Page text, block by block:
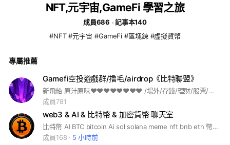
NFT,元宇宙,GameFi 學習之旅
成員686
記事本140
#NFT #元宇宙 #GameFi #區塊鍊 #虛擬貨幣
專屬推薦
Gamefi空投遊戲群/撸毛/airdrop《比特聯盟》
新飛船 原汁原味❤️❤️❤️❤️❤️❤️❤️❤️ /場外/存錢/理財/股票/信用卡/doge/狗狗幣/shib/屎幣/btc /eth /defi/nft /比特幣/bitcoin/dot/amm/file/幣安/火幣/炒幣/智能/機器/usdt/股票/房市/理財/信用卡/存錢/泰達/網格/派網/聖結石/韭菜/食品/好吃/古早味/蔬菜水果/養殖漁獲/漁貨海鮮/潮流衣服/韓風/韓流/韓國/日本美式/流行/好玩/素食/行程/景點/免費/自助/登山/出國/國內國外/國內旅遊/旅館/飯店/旅店/美景/新車/中古車/遊戲/遊樂園/遊樂場/手機/中華/蘋果/媽咪媽媽婦女親子女士/笑話梗圖/分享/聊天美麗/美女/可口/絕美/攝影/美圖/欣賞/圖片/影片/美麗/整形/絲襪/專業/外拍/自拍/手工/福利/美圖/化妝/拍攝/技巧/造型/網紅/手機/拍片/流行/時尚/潮流/韓國/交友/高中生/大學生/交流/網美/優質/女生/開團/打卡/秘境/分享/熱門/景點/團媽團爸團購/工程師/鬼滅/愛好/毛孩/疫情/彩妝/橘貓/讀書會/學習/旅行/飯店/旅館/直播主/手機/蘋果/校友/動森/動物森友會/公仔/代購/團購/中華職棒/中職/日本職棒/日職/分享/俱樂部/吃貨/副食品/減肥/美食/追劇/股票/米其林/追劇/股票/股市/台積電/面試/健身/人力/找工作/coin master/netflix/環島/存錢/親子/按摩/vip/筆記/談心/交友/情報/新手/同好/愛好/自行車/單車/潛水/露營/登山/釣魚/NBA/健身/籃球/棒球/MLB/足球/兔子/毛孩/貓咪/柴犬/貴賓/傳說對決/手遊/球鞋/精品/美甲服飾/彩妝/保養/進擊的巨人/海賊王/公仔/webtoon/甜點/美食/銅板美食/吃貨/米其林/民宿/環島/民宿/日劇韓劇/美劇/家長/功課/校友/社團/筆記老師/大學高中/好市多/老師知識/工程師/前端/手機/家電心事/愛情/交心談心/研究所/育兒/親子/童裝新手/媽咪/新手媽咪/轉學/求職/求學/面試/外送/上班族/房市/理財/信用卡/存錢/門市/創業/同業/團購/夥伴/大小事資訊/雙北/台北臺北/台北市/台北人/新北/新北市/新北人/基隆/基隆市/基隆人/桃園/桃園市/桃園人/中壢/中壢人/內壢/內壢人/苗栗宜蘭市宜蘭人/花蓮市花蓮人/花東台東人/新竹/新竹
成員781
web3 & AI & 比特幣 & 加密貨幣 聊天室
比特幣 AI BTC bitcoin Ai sol solana meme nft bnb eth 幣安 bitget redotpay binance hermes codex claude gemini sol openclaw
成員168
5 小時前